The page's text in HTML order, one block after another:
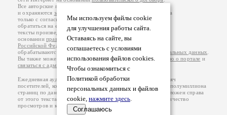
Мы используем файлы cookie
для улучшения работы сайта.
Оставаясь на сайте, вы
соглашаетесь с условиями
использования файлов cookies.
Чтобы ознакомиться с
Политикой обработки
персональных данных и файлов
cookie, нажмите здесь.
Соглашаюсь
Все авторские права на произведения принадлежат авторам
и охраняются законом
. Перепечатка произведений возможна
только с согласия его автора, к которому вы можете
обратиться на его авторской странице. Ответственность за
тексты произведений авторы несут самостоятельно на
основанииправил публикацииизаконодательства
Российской Федерации
обрабатываются на основанииПолитики обработки персональных данных
Вы также можете посмотреть более подробнуюинформацию о портале и
связаться с администрацией
Ежедневная аудитория портала Проза.ру – порядка 100 тысяч
посетителей, которые в общей сумме просматривают более полумиллиона
страниц по данным счетчика посещаемости, который расположен справа
от этого текста. В каждой графе указано по две цифры: количество
просмотров и количество посетителей.